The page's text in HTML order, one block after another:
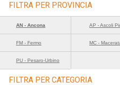
FILTRA PER PROVINCIA
AN - Ancona AP - Ascoli
FM - Fermo MC -
PU - Pesaro-Urbino
FILTRA PER CATEGORIA